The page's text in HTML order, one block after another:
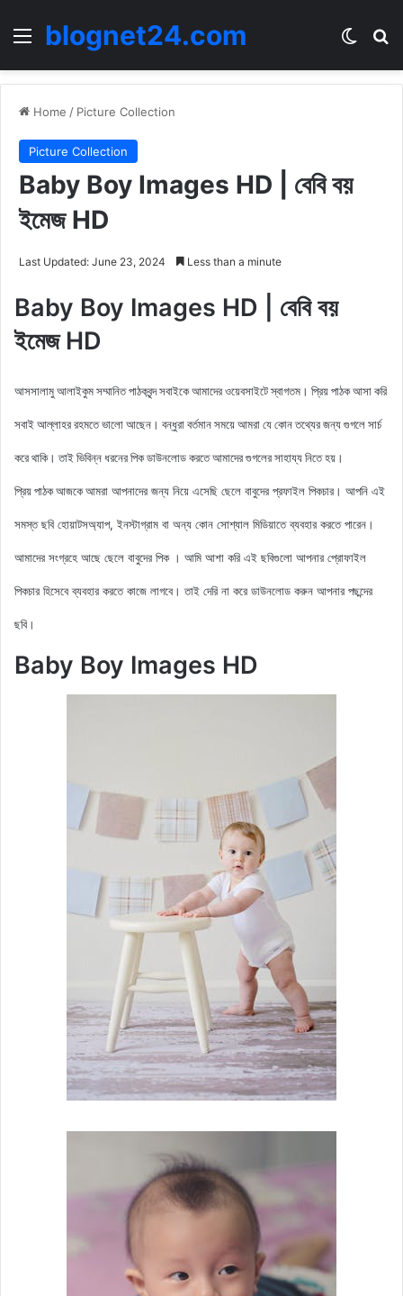
Menublognet24.com
Home / Picture Collection
Picture Collection
Baby Boy Images HD | বেবি বয়
ইমেজ HD
Last Updated: June 23, 2024 Less than a minute
Baby Boy Images HD | বেবি বয়
ইমেজ HD
আসসালামু আলাইকুম সম্মানিত পাঠকবৃন্দ সবাইকে আমাদের ওয়েবসাইটে স্বাগতম। প্রিয় পাঠক আসা করি
সবাই আল্লাহর রহমতে ভালো আছেন। বন্ধুরা বর্তমান সময়ে আমরা যে কোন তথ্যের জন্য গুগলে সার্চ
করে থাকি। তাই ভিবিন্ন ধরনের পিক ডাউনলোড করতে আমাদের গুগলের সাহায্য নিতে হয়।
প্রিয় পাঠক আজকেআমরা আপনাদের জন্য নিয়ে এসেছি ছেলে বাবুদের প্রফাইল পিকচার। আপনি এই
সমস্ত ছবি হোয়াটসঅ্যাপ, ইনস্টাগ্রাম বা অন্য কোন সোশ্যাল মিডিয়াতে ব্যবহার করতে পারেন।
আমাদের সংগ্রহে আছে ছেলে বাবুদের পিক । আমি আশা করি এই ছবিগুলো আপনার প্রোফাইল
পিকচার হিসেবে ব্যবহার করতে কাজে লাগবে। তাই দেরি না করে ডাউনলোড করুন আপনার পছন্দের
ছবি।
Baby Boy Images HD